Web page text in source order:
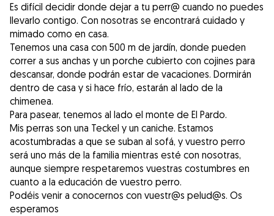
Es difícil decidir donde dejar a tu perr@ cuando no puedes
llevarlo contigo. Con nosotras se encontrará cuidado y
mimado como en casa.
Tenemos una casa con 500 m de jardín, donde pueden
correr a sus anchas y un porche cubierto con cojines para
descansar, donde podrán estar de vacaciones. Dormirán
dentro de casa y si hace frío, estarán al lado de la
chimenea.
Para pasear, tenemos al lado el monte de El Pardo.
Mis perras son una Teckel y un caniche. Estamos
acostumbradas a que se suban al sofá, y vuestro perro
será uno más de la familia mientras esté con nosotras,
aunque siempre respetaremos vuestras costumbres en
cuanto a la educación de vuestro perro.
Podéis venir a conocernos con vuestr@s pelud@s. Os
esperamos